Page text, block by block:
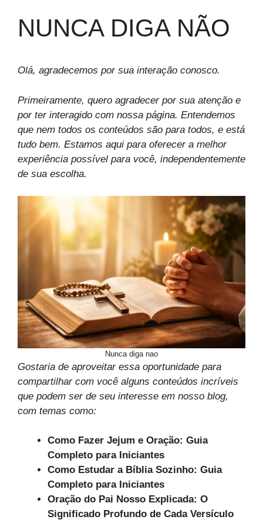
NUNCA DIGA NÃO
Olá, agradecemos por sua interação conosco.
Primeiramente, quero agradecer por sua atenção e
por ter interagido com nossa página. Entendemos
que nem todos os conteúdos são para todos, e está
tudo bem. Estamos aqui para oferecer a melhor
experiência possível para você, independentemente
de sua escolha.
Nunca diga nao
Gostaria de aproveitar essa oportunidade para
compartilhar com você alguns conteúdos incríveis
que podem ser de seu interesse em nosso blog,
com temas como:
Como Fazer Jejum e Oração: Guia
Completo para Iniciantes
Como Estudar a Bíblia Sozinho: Guia
Completo para Iniciantes
Oração do Pai Nosso Explicada: O
Significado Profundo de Cada Versículo